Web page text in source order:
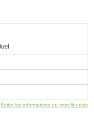
Éditer les informations de mon fleuriste